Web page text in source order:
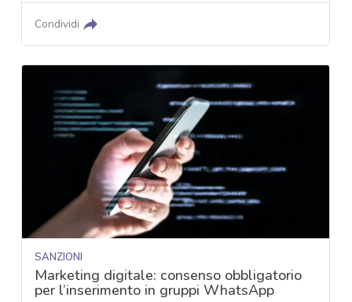
Condividi
SANZIONI
Marketing digitale: consenso obbligatorio
per l’inserimento in gruppi WhatsApp